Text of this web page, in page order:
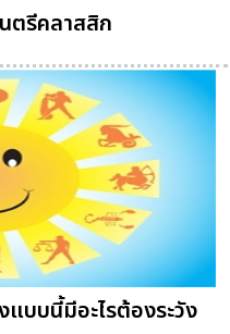
ตรีคลาสสิก
บบนี้มีอะไรต้องระวัง